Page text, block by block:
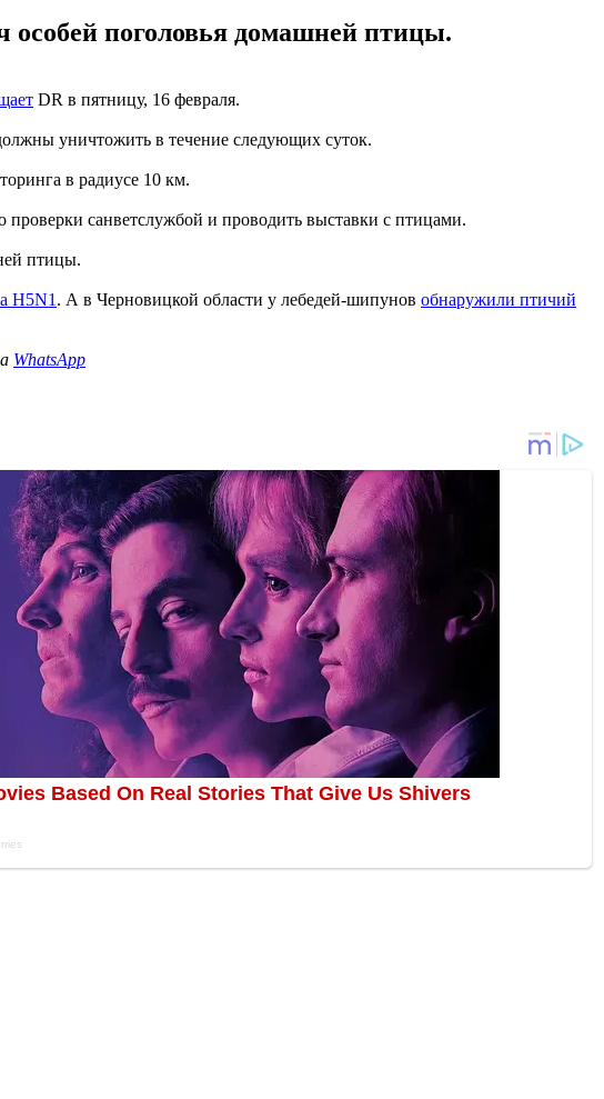
особей поголовья домашней птицы.
DR в пятницу, 16 февраля.
уничтожить в течение следующих суток.
в радиусе 10 км.
санветслужбой и проводить выставки с птицами.
птицы.
H5N1 . А в Черновицкой области у лебедей-шипунов обнаружили птичий
WhatsApp